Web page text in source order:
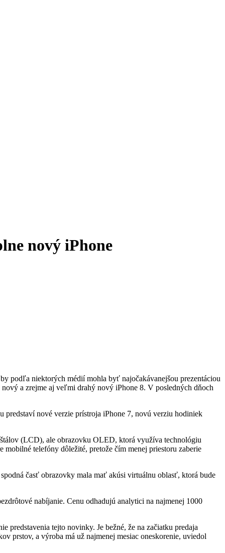
nový iPhone
podľa niektorých médií mohla byť najočakávanejšou prezentáciou
a zrejme aj veľmi drahý nový iPhone 8. V posledných dňoch
nové verzie prístroja iPhone 7, novú verziu hodiniek
(LCD), ale obrazovku OLED, ktorá využíva technológiu
telefóny dôležité, pretože čím menej priestoru zaberie
časť obrazovky mala mať akúsi virtuálnu oblasť, ktorá bude
nabíjanie. Cenu odhadujú analytici na najmenej 1000
predstavenia tejto novinky. Je bežné, že na začiatku predaja
prstov, a výroba má už najmenej mesiac oneskorenie, uviedol